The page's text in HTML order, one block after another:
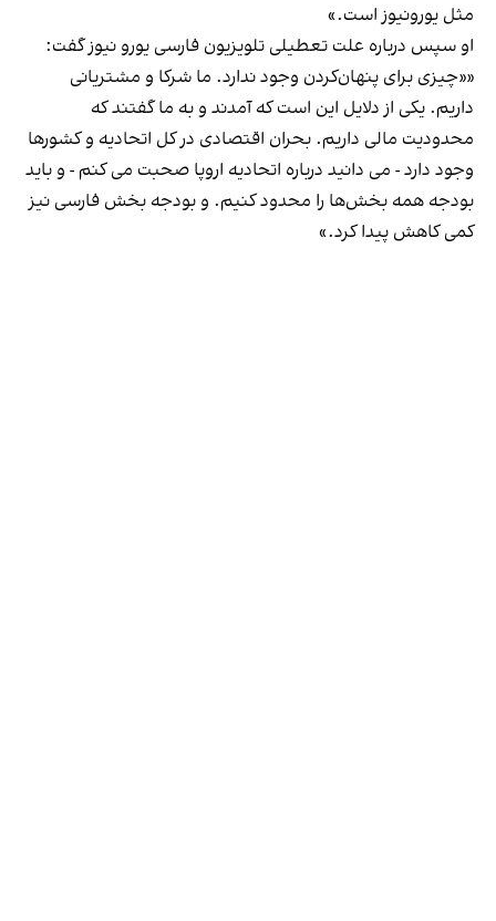
مثل یورونیوز است.»
او سپس درباره علت تعطیلی تلویزیون فارسی یورو نیوز گفت:
««چیزی برای پنهان‌کردن وجود ندارد. ما شرکا و مشتریانی
داریم. یکی از دلایل این است که آمدند و به ما گفتند که
محدودیت‌ مالی داریم. بحران اقتصادی در کل اتحادیه و کشورها
وجود دارد - می دانید درباره اتحادیه اروپا صحبت می کنم - و باید
بودجه همه بخش‌ها را محدود کنیم. و بودجه بخش فارسی نیز
کمی کاهش پیدا کرد.»